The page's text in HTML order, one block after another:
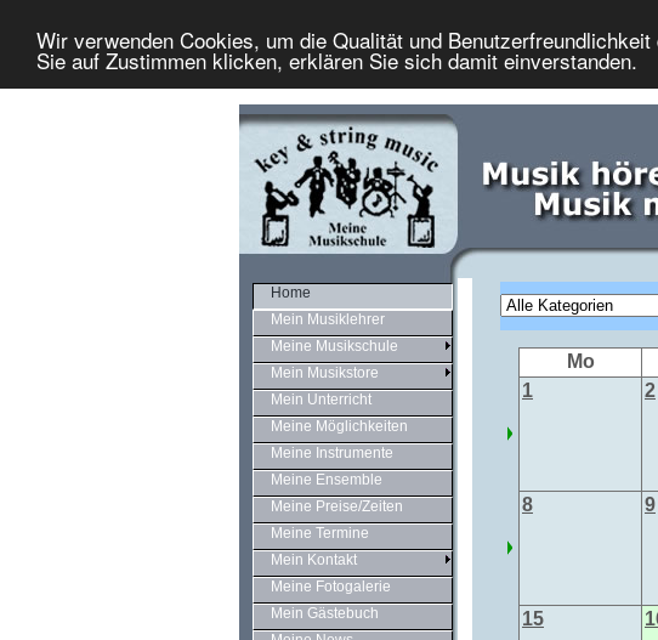
Wir verwenden Cookies, um die Qualität und
Sie auf Zustimmen klicken, erklären Sie sich damit einverstanden.
Home
Mein Musiklehrer
Meine Musikschule
Mein Musikstore
Mein Unterricht
Meine Möglichkeiten
Meine Instrumente
Meine Ensemble
Meine Preise/Zeiten
Meine Termine
Mein Kontakt
Meine Fotogalerie
Mein Gästebuch
Mo
1
2
8 9
15